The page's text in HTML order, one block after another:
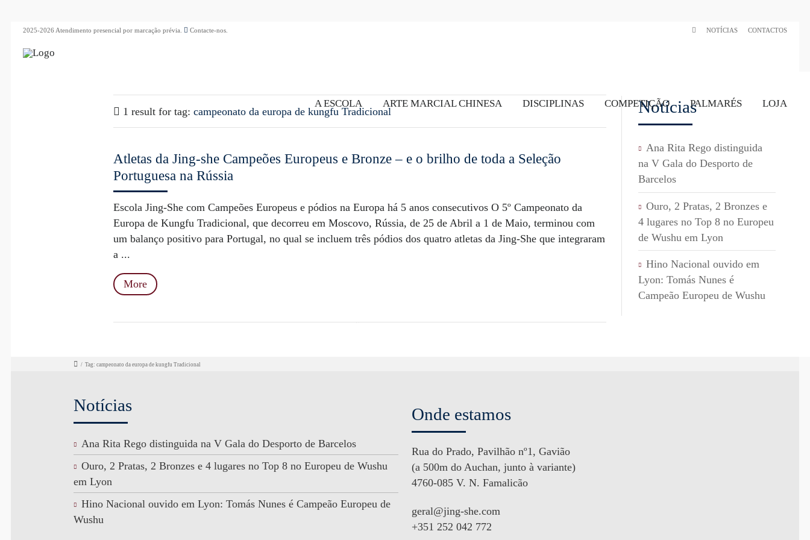
2025-2026 Atendimento presencial por marcação prévia. Contacte-nos. NOTÍCIAS CONTACTOS
A ESCOLA ARTE MARCIAL CHINESA DISCIPLINAS COMPETIÇÃO PALMARÉS LOJA
1 result for tag: campeonato da europa de kungfu Tradicional
Atletas da Jing-she Campeões Europeus e Bronze – e o brilho de toda a Seleção
Portuguesa na Rússia
Escola Jing-She com Campeões Europeus e pódios na Europa há 5 anos consecutivos O 5º Campeonato da
Europa de Kungfu Tradicional, que decorreu em Moscovo, Rússia, de 25 de Abril a 1 de Maio, terminou com
um balanço positivo para Portugal, no qual se incluem três pódios dos quatro atletas da Jing-She que integraram
a ...
More
Notícias
Ana Rita Rego distinguida
na V Gala do Desporto de
Barcelos
Ouro, 2 Pratas, 2 Bronzes e
4 lugares no Top 8 no Europeu
de Wushu em Lyon
Hino Nacional ouvido em
Lyon: Tomás Nunes é
Campeão Europeu de Wushu
/ Tag: campeonato da europa de kungfu Tradicional
Notícias
Ana Rita Rego distinguida na V Gala do Desporto de Barcelos
Ouro, 2 Pratas, 2 Bronzes e 4 lugares no Top 8 no Europeu de Wushu
em Lyon
Hino Nacional ouvido em Lyon: Tomás Nunes é Campeão Europeu de
Wushu
Onde estamos
Rua do Prado, Pavilhão nº1, Gavião
(a 500m do Auchan, junto à variante)
4760-085 V. N. Famalicão
geral@jing-she.com
+351 252 042 772